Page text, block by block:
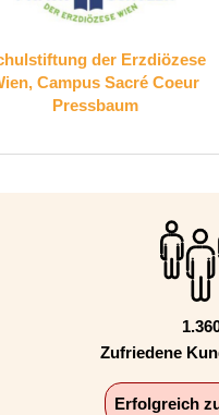
Suchthilfe Wien
Zufriedene
Erfolgreich